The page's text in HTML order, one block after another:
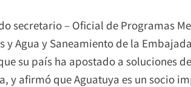
secretario – Oficial de Programas
y Agua y Saneamiento de la
su país ha apostado a soluciones
y afirmó que Aguatuya es un socio